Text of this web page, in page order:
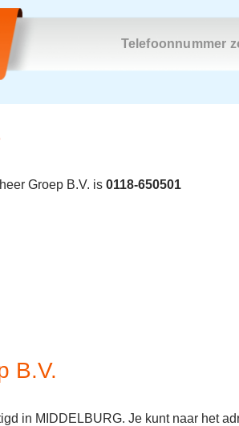
Telefoonnummer
Groep B.V. is 0118-650501
B.V.
in MIDDELBURG. Je kunt naar het